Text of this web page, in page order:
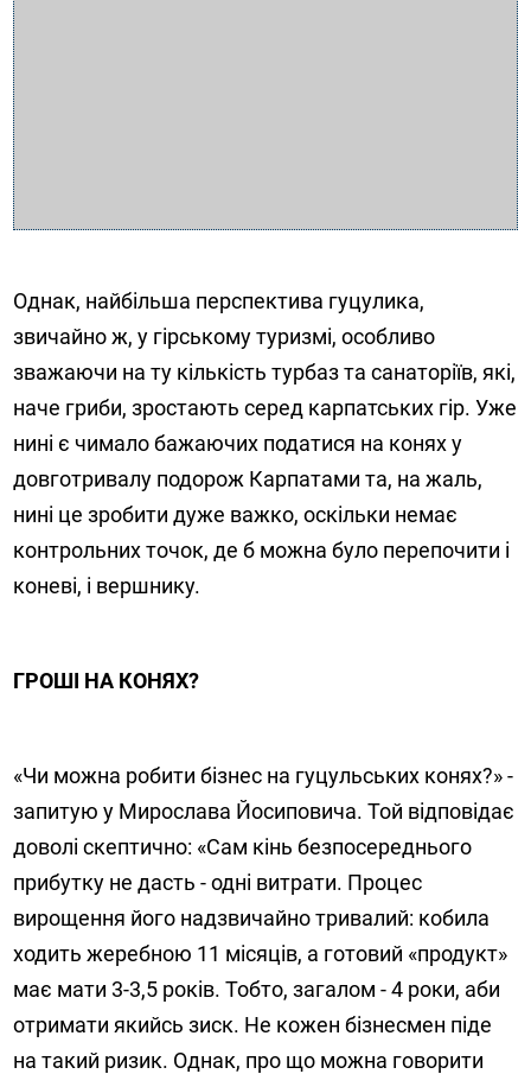
Однак, найбільша перспектива гуцулика,
звичайно ж, у гірському туризмі, особливо
зважаючи на ту кількість турбаз та санаторіїв, які,
наче гриби, зростають серед карпатських гір. Уже
нині є чимало бажаючих податися на конях у
довготривалу подорож Карпатами та, на жаль,
нині це зробити дуже важко, оскільки немає
контрольних точок, де б можна було перепочити і
коневі, і вершнику.
ГРОШІ НА КОНЯХ?
«Чи можна робити бізнес на гуцульських конях?» -
запитую у Мирослава Йосиповича. Той відповідає
доволі скептично: «Сам кінь безпосереднього
прибутку не дасть - одні витрати. Процес
вирощення його надзвичайно тривалий: кобила
ходить жеребною 11 місяців, а готовий «продукт»
має мати 3-3,5 років. Тобто, загалом - 4 роки, аби
отримати якийсь зиск. Не кожен бізнесмен піде
на такий ризик. Однак, про що можна говорити